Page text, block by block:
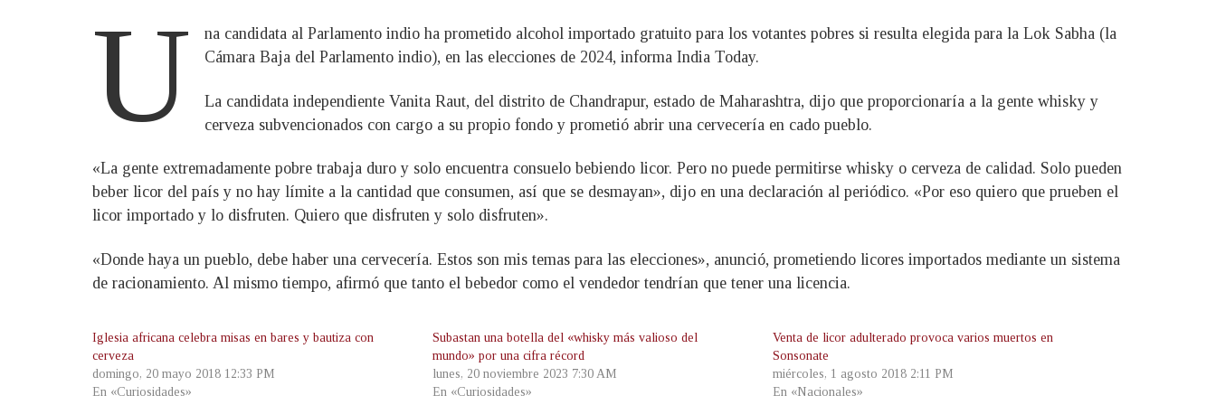
U
na candidata al Parlamento indio ha prometido alcohol importado gratuito para los votantes pobres si resulta elegida para la Lok Sabha (la
Cámara Baja del Parlamento indio), en las elecciones de 2024, informa India Today.
La candidata independiente Vanita Raut, del distrito de Chandrapur, estado de Maharashtra, dijo que proporcionaría a la gente whisky y
cerveza subvencionados con cargo a su propio fondo y prometió abrir una cervecería en cado pueblo.
«La gente extremadamente pobre trabaja duro y solo encuentra consuelo bebiendo licor. Pero no puede permitirse whisky o cerveza de calidad. Solo pueden
beber licor del país y no hay límite a la cantidad que consumen, así que se desmayan», dijo en una declaración al periódico. «Por eso quiero que prueben el
licor importado y lo disfruten. Quiero que disfruten y solo disfruten».
«Donde haya un pueblo, debe haber una cervecería. Estos son mis temas para las elecciones», anunció, prometiendo licores importados mediante un sistema
de racionamiento. Al mismo tiempo, afirmó que tanto el bebedor como el vendedor tendrían que tener una licencia.
Iglesia africana celebra misas en bares y bautiza con
cerveza
domingo, 20 mayo 2018 12:33 PM
En «Curiosidades»
Subastan una botella del «whisky más valioso del
mundo» por una cifra récord
lunes, 20 noviembre 2023 7:30 AM
En «Curiosidades»
Venta de licor adulterado provoca varios muertos en
Sonsonate
miércoles, 1 agosto 2018 2:11 PM
En «Nacionales»